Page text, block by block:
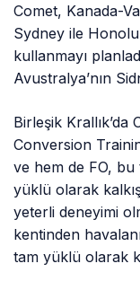
Comet, Kanada-
Sydney ile
kullanmayı
Avustralya’nın
Birleşik
Conversion
ve hem de FO,
yüklü olarak
yeterli deneyimi
kentinden
tam yüklü olarak